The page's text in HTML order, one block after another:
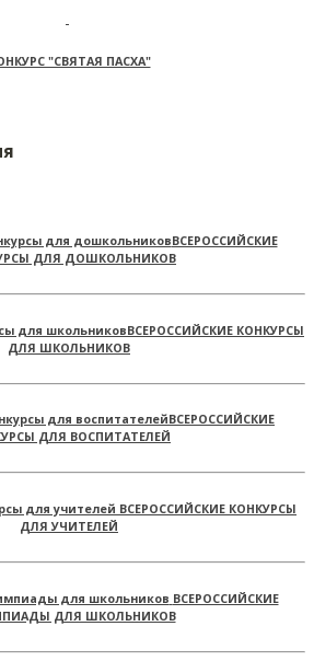
"СВЯТАЯ ПАСХА"
ВСЕРОССИЙСКИЕ
ДЛЯ ДОШКОЛЬНИКОВ
ВСЕРОССИЙСКИЕ КОНКУРСЫ
ДЛЯ ШКОЛЬНИКОВ
ВСЕРОССИЙСКИЕ
ДЛЯ ВОСПИТАТЕЛЕЙ
ВСЕРОССИЙСКИЕ КОНКУРСЫ
ДЛЯ УЧИТЕЛЕЙ
ВСЕРОССИЙСКИЕ
ДЛЯ ШКОЛЬНИКОВ